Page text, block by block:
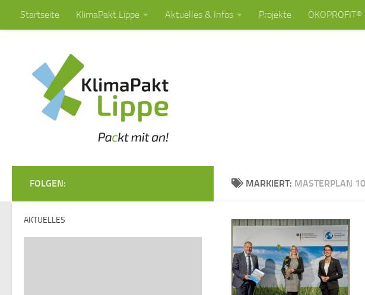
Zum Inhalt springen
Startseite KlimaPakt Lippe Aktuelles & Infos Projekte ÖKOPROFIT®
MARKIERT: MASTERPLAN
FOLGEN:
AKTUELLES